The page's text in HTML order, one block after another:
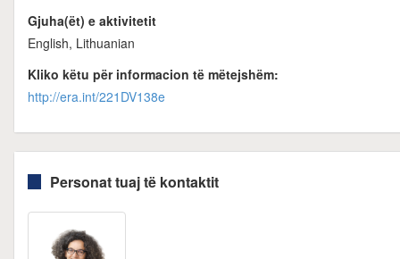
Gjuha(ët) e aktivitetit
English, Lithuanian
Kliko këtu për informacion të mëtejshëm:
http://era.int/221DV138e
Personat tuaj të kontaktit